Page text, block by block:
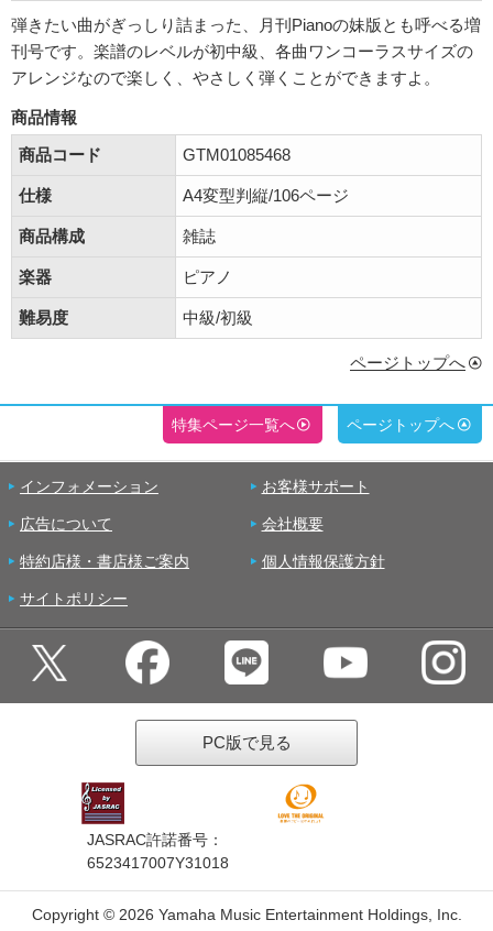
弾きたい曲がぎっしり詰まった、月刊Pianoの妹版とも呼べる増
刊号です。楽譜のレベルが初中級、各曲ワンコーラスサイズの
アレンジなので楽しく、やさしく弾くことができますよ。
商品情報
商品コード
GTM01085468
仕様 A4変型判縦/106ページ
商品構成 雑誌
楽器 ピアノ
難易度 中級/初級
ページトップへ
特集ページ一覧へ ページトップへ
インフォメーション お客様サポート
広告について 会社概要
特約店様・書店様ご案内 個人情報保護方針
サイトポリシー
PC版で見る
JASRAC許諾番号：
6523417007Y31018
Copyright © 2026 Yamaha Music Entertainment Holdings, Inc.